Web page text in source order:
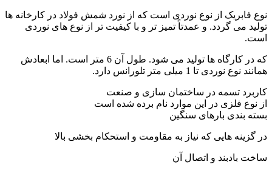
نوع فابریک از نوع نوردی است که از نورد شمش فولاد در کارخانه ها
تولید می گردد. و عمدتاً تمیز تر و با کیفیت تر از نوع های نوردی
است.
که در کارگاه ها تولید می شود. طول آن 6 متر است. اما ابعادش
همانند نوع نوردی تا 1 میلی متر تلورانس دارد.
کاربرد تسمه در ساختمان سازی و صنعت
از نوع فلزی در این موارد نام برده شده است
بسته بندی بارهای سنگین
در گزینه هایی که نیاز به مقاومت و استحکام بخشی بالا
ساخت بادبند و اتصال آن